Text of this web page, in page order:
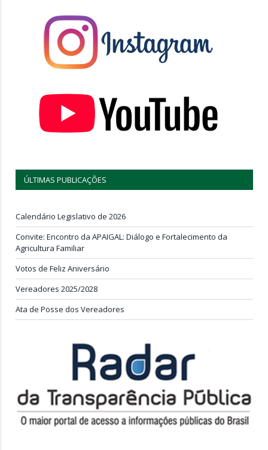
ÚLTIMAS PUBLICAÇÕES
Calendário Legislativo de 2026
Convite: Encontro da APAIGAL: Diálogo e Fortalecimento da
Agricultura Familiar
Votos de Feliz Aniversário
Vereadores 2025/2028
Ata de Posse dos Vereadores